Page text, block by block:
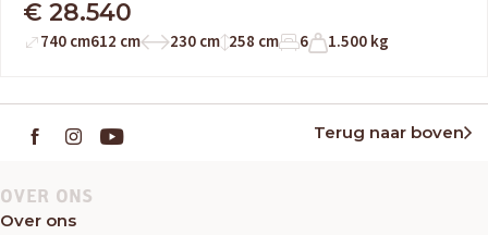
€ 28.540
740 cm612 cm 230 cm 258 cm 6 1.500 kg
Terug naar boven
OVER ONS
Over ons